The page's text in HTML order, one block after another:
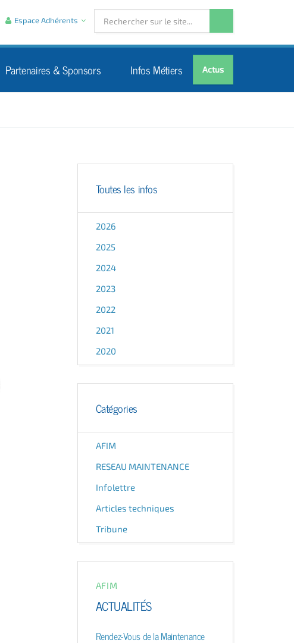
Actus
Partenaires & Sponsors Infos Métiers
Espace Adhérents
Toutes les infos
2026
2025
2024
2023
2022
2021
2020
Catégories
AFIM
RESEAU MAINTENANCE
Infolettre
Articles techniques
Tribune
AFIM
ACTUALITÉS
Rendez-Vous de la Maintenance